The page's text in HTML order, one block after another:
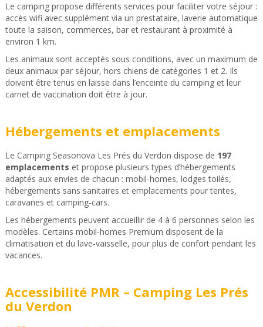
Le camping propose différents services pour faciliter votre séjour :
accès wifi avec supplément via un prestataire, laverie automatique
toute la saison, commerces, bar et restaurant à proximité à
environ 1 km.
Les animaux sont acceptés sous conditions, avec un maximum de
deux animaux par séjour, hors chiens de catégories 1 et 2. Ils
doivent être tenus en laisse dans l’enceinte du camping et leur
carnet de vaccination doit être à jour.
Hébergements et emplacements
Le Camping Seasonova Les Prés du Verdon dispose de 197
emplacements et propose plusieurs types d’hébergements
adaptés aux envies de chacun : mobil-homes, lodges toilés,
hébergements sans sanitaires et emplacements pour tentes,
caravanes et camping-cars.
Les hébergements peuvent accueillir de 4 à 6 personnes selon les
modèles. Certains mobil-homes Premium disposent de la
climatisation et du lave-vaisselle, pour plus de confort pendant les
vacances.
Accessibilité PMR – Camping Les Prés
du Verdon